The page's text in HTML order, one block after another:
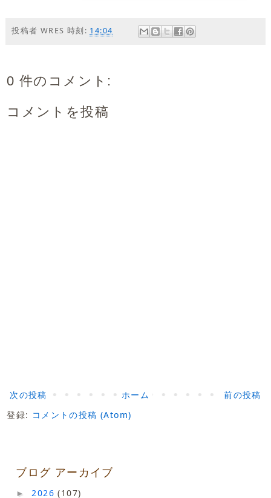
投稿者 WRES 時刻: 14:04
0 件のコメント:
コメントを投稿
次の投稿 前の投稿
ホーム
登録: コメントの投稿 (Atom)
ブログ アーカイブ
►2026(107)